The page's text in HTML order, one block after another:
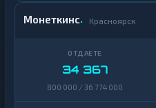
Монеткинс Красноярск
34 367
800 000 / 36 774 000